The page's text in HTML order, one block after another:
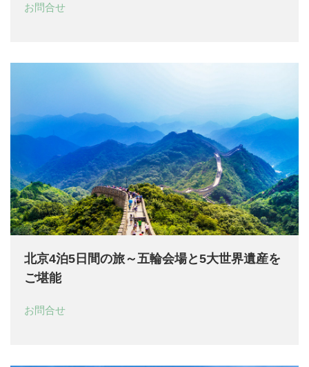
お問合せ
北京4泊5日間の旅～五輪会場と5大世界遺産を
ご堪能
お問合せ